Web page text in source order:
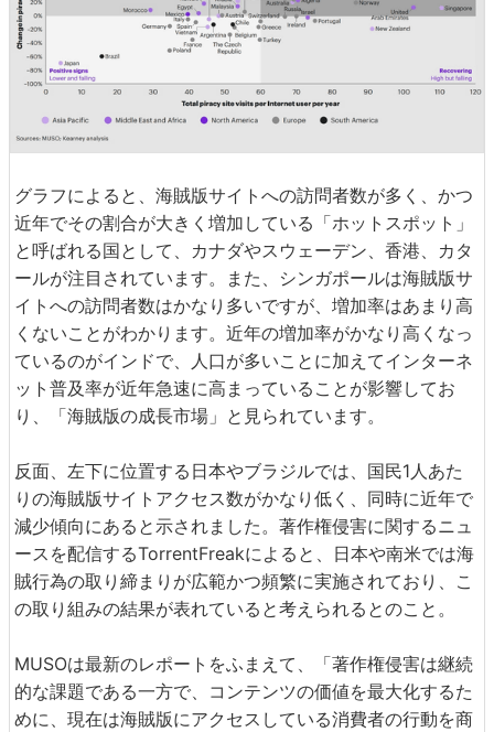
グラフによると、海賊版サイトへの訪問者数が多く、かつ
近年でその割合が大きく増加している「ホットスポット」
と呼ばれる国として、カナダやスウェーデン、香港、カタ
ールが注目されています。また、シンガポールは海賊版サ
イトへの訪問者数はかなり多いですが、増加率はあまり高
くないことがわかります。近年の増加率がかなり高くなっ
ているのがインドで、人口が多いことに加えてインターネ
ット普及率が近年急速に高まっていることが影響してお
り、「海賊版の成長市場」と見られています。
反面、左下に位置する日本やブラジルでは、国民1人あた
りの海賊版サイトアクセス数がかなり低く、同時に近年で
減少傾向にあると示されました。著作権侵害に関するニュ
ースを配信するTorrentFreakによると、日本や南米では海
賊行為の取り締まりが広範かつ頻繁に実施されており、こ
の取り組みの結果が表れていると考えられるとのこと。
MUSOは最新のレポートをふまえて、「著作権侵害は継続
的な課題である一方で、コンテンツの価値を最大化するた
めに、現在は海賊版にアクセスしている消費者の行動を商